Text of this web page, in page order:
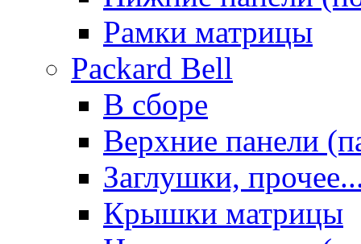
Рамки матрицы
Packard Bell
В сборе
Верхние панели
Заглушки,
Крышки матрицы